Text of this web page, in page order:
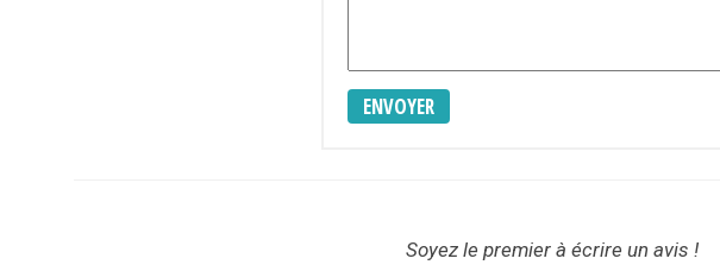
ENVOYER
Soyez le premier à écrire un avis !